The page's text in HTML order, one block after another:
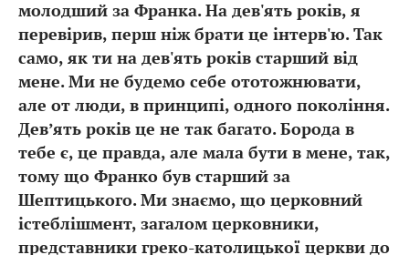
молодший за Франка. На дев'ять років, я
перевірив, перш ніж брати це інтерв'ю. Так
само, як ти на дев'ять років старший від
мене. Ми не будемо себе ототожнювати,
але от люди, в принципі, одного покоління.
Дев’ять років це не так багато. Борода в
тебе є, це правда, але мала бути в мене, так,
тому що Франко був старший за
Шептицького. Ми знаємо, що церковний
істеблішмент, загалом церковники,
представники греко-католицької церкви до